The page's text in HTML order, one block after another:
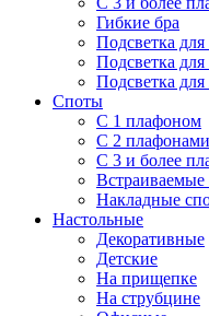
Гибкие бра
Подсветка для
Подсветка для
Подсветка
Споты
С 1 плафоном
С 2 плафонами
С 3 и более
Встраиваемые
Накладные
Настольные
Декоративные
Детские
На прищепке
На струбцине